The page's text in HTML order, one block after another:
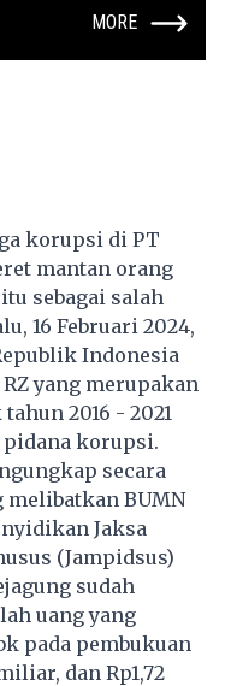
MORE
korupsi di PT
mantan orang
sebagai salah
16 Februari 2024,
Indonesia
yang merupakan
2016 - 2021
pidana korupsi.
secara
BUMN
Jaksa
(Jampidsus)
sudah
uang yang
pada pembukuan
dan Rp1,72